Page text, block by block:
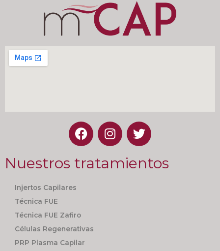
Nuestros tratamientos
Injertos Capilares
Técnica FUE
Técnica FUE Zafiro
Células Regenerativas
PRP Plasma Capilar